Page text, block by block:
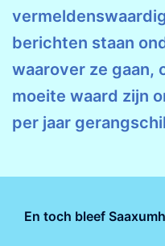
berichten staan
waarover ze gaan,
moeite waard zijn
per jaar
En toch bleef